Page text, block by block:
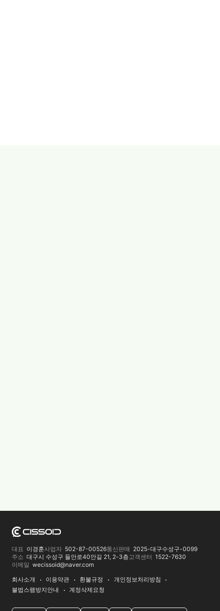
대표 이경훈사업자 502-87-00526통신판매 2025-대구수성구-0099
주소 대구시 수성구 들안로40안길 21, 2-3층고객센터 1522-7630
이메일 wecissoid@naver.com
회사소개
이용약관 환불규정
개인정보처리방침
불법스팸방지안내
계정삭제요청